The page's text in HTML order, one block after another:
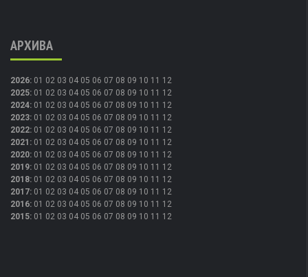
АРХИВА
2026: 01 02 03 04 05 06 07 08 09 10 11 12
2025: 01 02 03 04 05 06 07 08 09 10 11 12
2024: 01 02 03 04 05 06 07 08 09 10 11 12
2023: 01 02 03 04 05 06 07 08 09 10 11 12
2022: 01 02 03 04 05 06 07 08 09 10 11 12
2021 : 01 02 03 04 05 06 07 08 09 10 11 12
2020: 01 02 03 04 05 06 07 08 09 10 11 12
2019: 01 02 03 04 05 06 07 08 09 10 11 12
2018: 01 02 03 04 05 06 07 08 09 10 11 12
2017: 01 02 03 04 05 06 07 08 09 10 11 12
2016: 01 02 03 04 05 06 07 08 09 10 11 12
2015: 01 02 03 04 05 06 07 08 09 10 11 12